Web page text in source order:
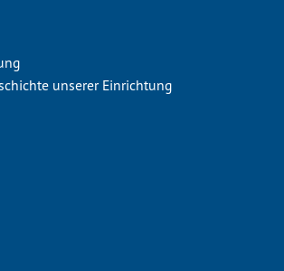
unserer Einrichtung